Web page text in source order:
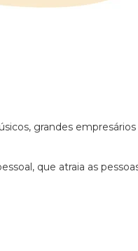
grandes
que atraia as